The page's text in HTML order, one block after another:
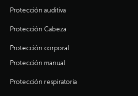
Protección auditiva
Protección Cabeza
Protección corporal
Protección manual
Protección respiratoria